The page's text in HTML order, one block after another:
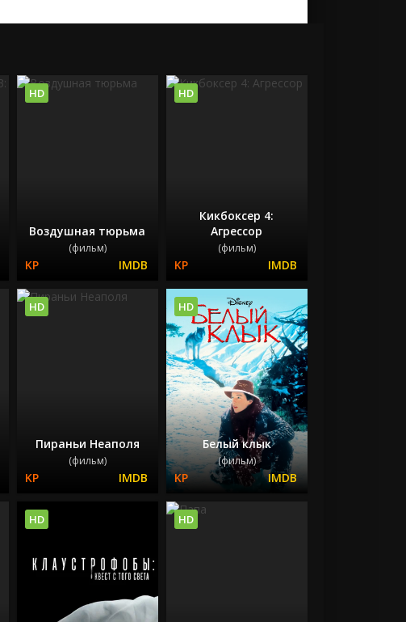
Воздушная тюрьма
(фильм)
HD
Кикбоксер 4:
Агрессор
(фильм)
HD
Пираньи Неаполя
(фильм)
HD
Белый клык
(фильм)
HD
HD HD